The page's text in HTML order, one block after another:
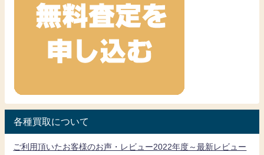
各種買取について
ご利用頂いたお客様のお声・レビュー2022年度～最新レビュー